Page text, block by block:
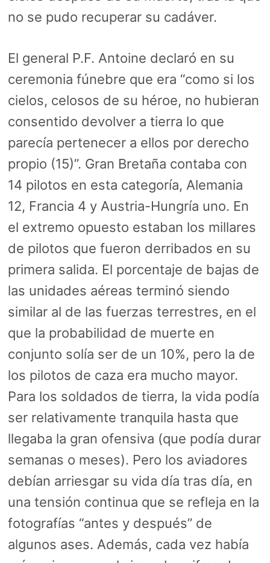
no se pudo recuperar su cadáver.
El general P.F. Antoine declaró en su
ceremonia fúnebre que era “como si los
cielos, celosos de su héroe, no hubieran
consentido devolver a tierra lo que
parecía pertenecer a ellos por derecho
propio (15)”. Gran Bretaña contaba con
14 pilotos en esta categoría, Alemania
12, Francia 4 y Austria-Hungría uno. En
el extremo opuesto estaban los millares
de pilotos que fueron derribados en su
primera salida. El porcentaje de bajas de
las unidades aéreas terminó siendo
similar al de las fuerzas terrestres, en el
que la probabilidad de muerte en
conjunto solía ser de un 10%, pero la de
los pilotos de caza era mucho mayor.
Para los soldados de tierra, la vida podía
ser relativamente tranquila hasta que
llegaba la gran ofensiva (que podía durar
semanas o meses). Pero los aviadores
debían arriesgar su vida día tras día, en
una tensión continua que se refleja en la
fotografías “antes y después” de
algunos ases. Además, cada vez había